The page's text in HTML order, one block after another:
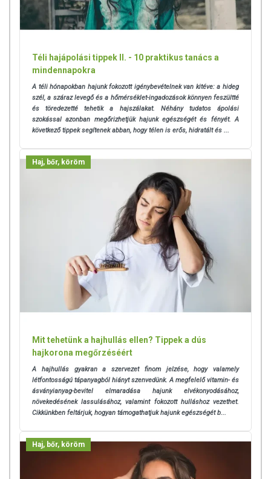
bármelyikére érzékeny vagy allergiás! Ha kiütés jelentkezik,
függessze fel a használatát! Gyermekektől elzárva tartandó.
Téli hajápolási tippek II. - 10 praktikus tanács a
mindennapokra
A téli hónapokban hajunk fokozott igénybevételnek van kitéve: a hideg
szél, a száraz levegő és a hőmérséklet-ingadozások könnyen feszültté
és töredezetté tehetik a hajszálakat. Néhány tudatos ápolási
szokással azonban megőrizhetjük hajunk egészségét és fényét. A
következő tippek segítenek abban, hogy télen is erős, hidratált és ...
Haj, bőr, köröm
Mit tehetünk a hajhullás ellen? Tippek a dús
hajkorona megőrzéséért
A hajhullás gyakran a szervezet finom jelzése, hogy valamely
létfontosságú tápanyagból hiányt szenvedünk. A megfelelő vitamin- és
ásványianyag-bevitel elmaradása hajunk elvékonyodásához,
növekedésének lassulásához, valamint fokozott hulláshoz vezethet.
Cikkünkben feltárjuk, hogyan támogathatjuk hajunk egészségét b...
Haj, bőr, köröm